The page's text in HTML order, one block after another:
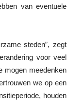
van eventuele
steden”, zegt
voor veel
mogen meedenken
we op een
houden